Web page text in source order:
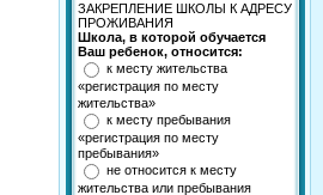
ЗАКРЕПЛЕНИЕ ШКОЛЫ К АДРЕСУ
ПРОЖИВАНИЯ
Школа, в которой обучается
Ваш ребенок, относится:
к месту жительства
«регистрация по месту
жительства»
к месту пребывания
«регистрация по месту
пребывания»
не относится к месту
жительства или пребывания